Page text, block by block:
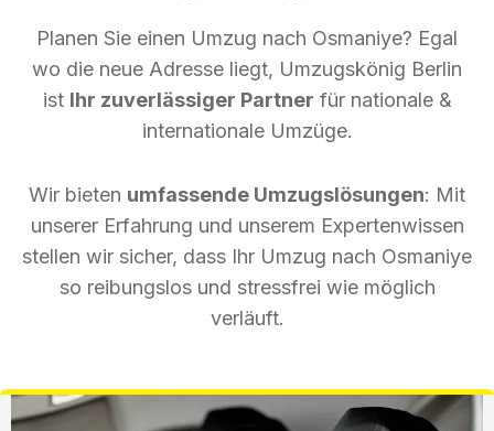
Planen Sie einen Umzug nach Osmaniye? Egal
wo die neue Adresse liegt, Umzugskönig Berlin
ist Ihr zuverlässiger Partner für nationale &
internationale Umzüge.
Wir bieten umfassende Umzugslösungen: Mit
unserer Erfahrung und unserem Expertenwissen
stellen wir sicher, dass Ihr Umzug nach Osmaniye
so reibungslos und stressfrei wie möglich
verläuft.